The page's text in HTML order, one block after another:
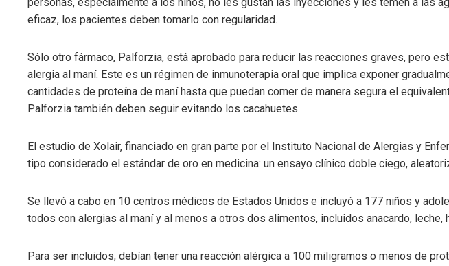
eficaz, los pacientes deben tomarlo con regularidad.
Sólo otro fármaco, Palforzia, está aprobado para reducir las reacciones graves, pero
alergia al maní. Este es un régimen de inmunoterapia oral que implica exponer
cantidades de proteína de maní hasta que puedan comer de manera segura el
Palforzia también deben seguir evitando los cacahuetes.
El estudio de Xolair, financiado en gran parte por el Instituto Nacional de Alergias y
tipo considerado el estándar de oro en medicina: un ensayo clínico doble ciego,
Se llevó a cabo en 10 centros médicos de Estados Unidos e incluyó a 177 niños y
todos con alergias al maní y al menos a otros dos alimentos, incluidos anacardo, leche,
Para ser incluidos, debían tener una reacción alérgica a 100 miligramos o menos de